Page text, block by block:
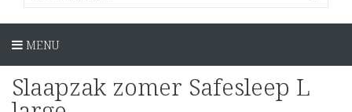
MENU
Slaapzak zomer Safesleep L